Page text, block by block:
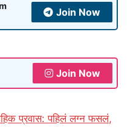
Join Now
Join Now
प्रवास: पहिलं लग्न फसलं,